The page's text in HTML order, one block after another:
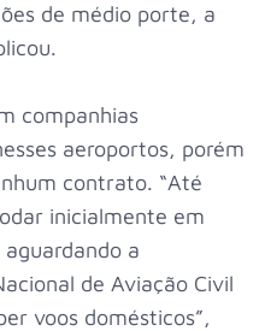
de médio porte, a
companhias
aeroportos, porém
contrato. “Até
inicialmente em
a
de Aviação Civil
voos domésticos”,